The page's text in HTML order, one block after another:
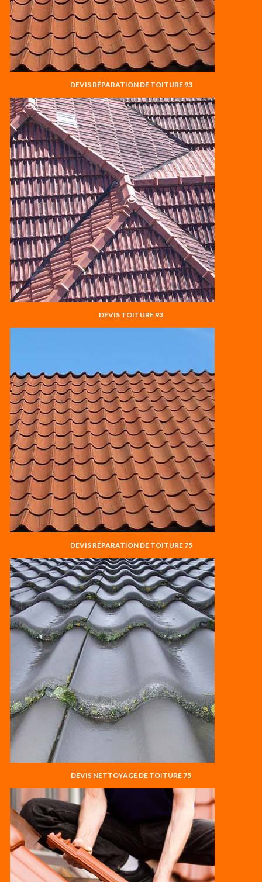
DEVIS RÉPARATION DE TOITURE 93
DEVIS TOITURE 93
DEVIS RÉPARATION DE TOITURE 75
DEVIS NETTOYAGE DE TOITURE 75